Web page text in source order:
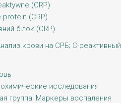
(CRP)
protein (CRP)
білок (CRP)
крови на СРБ; С-
исследования
группа: Маркеры воспаления